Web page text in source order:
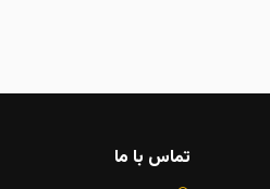
تماس با ما